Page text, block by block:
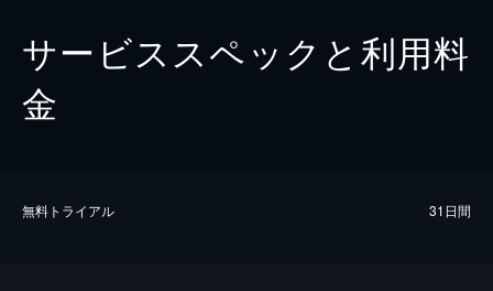
サービススペックと利用料
金
無料トライアル 31日間